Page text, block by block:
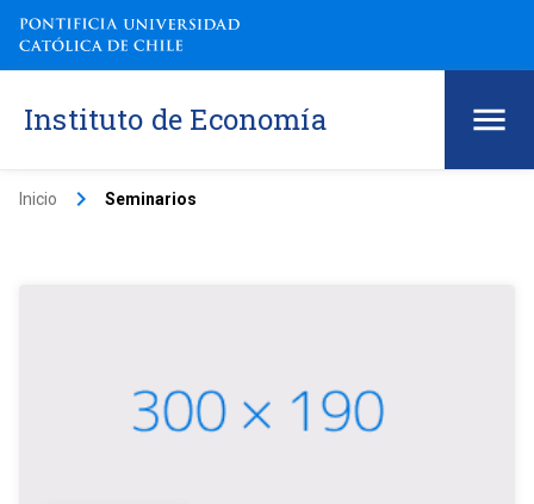
Instituto de Economía
Inicio keyboard_arrow_right Seminarios